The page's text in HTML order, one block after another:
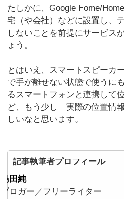
たしかに、Google Home/
宅（や会社）などに設置し、
しないことを前提にサービス
ょう。
とはいえ、スマートスピーカ
で手が離せない状態で使うに
るスマートフォンと連携して
ど、もう少し「実際の位置情
しいなと思います。
記事執筆者プロフィール
島田純
ブロガー／フリーライター